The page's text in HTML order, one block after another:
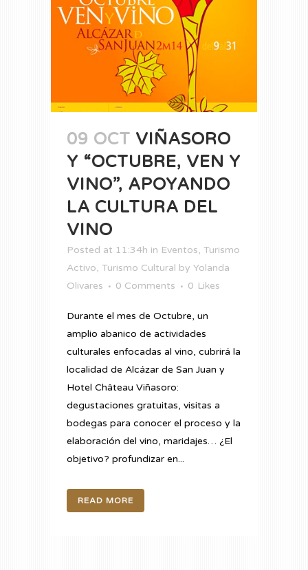
09 OCT VIÑASORO
Y “OCTUBRE, VEN Y
VINO”, APOYANDO
LA CULTURA DEL
VINO
Posted at 11:34h in Eventos, Turismo
Activo, Turismo Cultural by Yolanda
Olivares
0 Comments 0 Likes
Durante el mes de Octubre, un
amplio abanico de actividades
culturales enfocadas al vino, cubrirá la
localidad de Alcázar de San Juan y
Hotel Château Viñasoro:
degustaciones gratuitas, visitas a
bodegas para conocer el proceso y la
elaboración del vino, maridajes… ¿El
objetivo? profundizar en...
READ MORE